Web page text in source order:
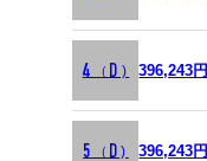
4（D) 396,243円
5（D) 396,243円